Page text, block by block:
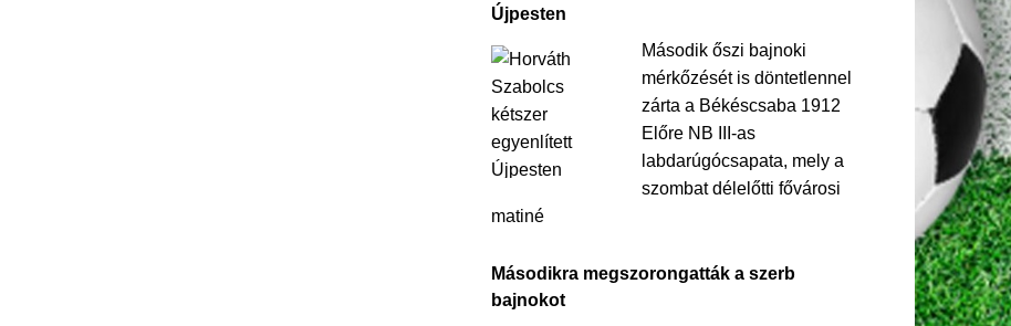
Újpesten
Második őszi bajnoki
mérkőzését is döntetlennel
zárta a Békéscsaba 1912
Előre NB III-as
labdarúgócsapata, mely a
szombat délelőtti fővárosi
matiné
Másodikra megszorongatták a szerb
bajnokot